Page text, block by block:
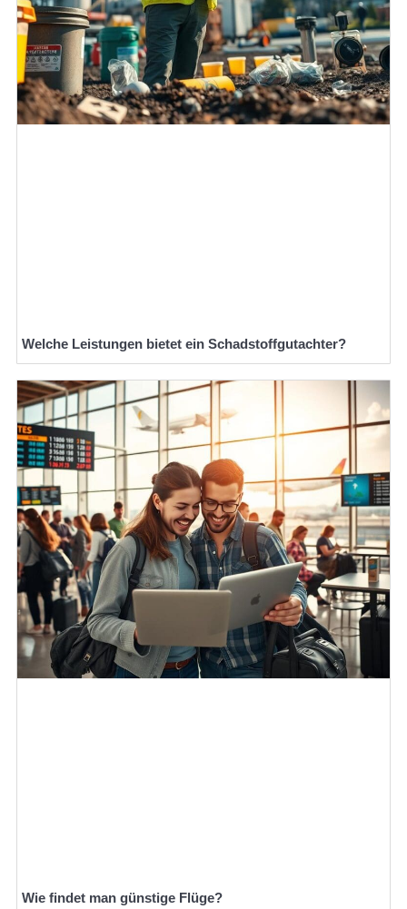
Welche Leistungen bietet ein Schadstoffgutachter?
Wie findet man günstige Flüge?